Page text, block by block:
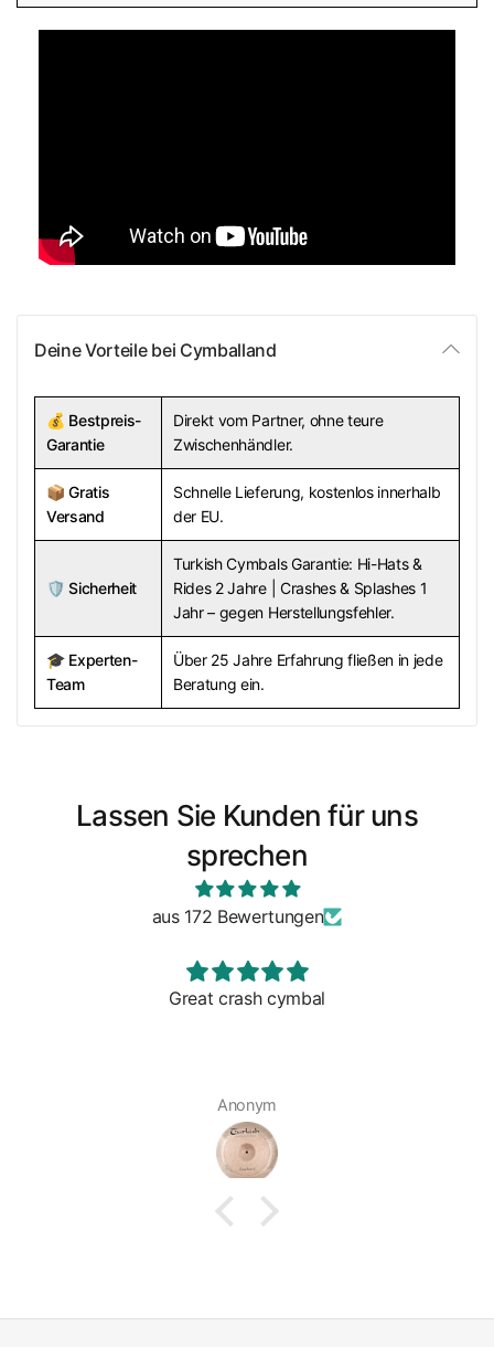
Deine Vorteile bei Cymballand
💰 Bestpreis-
Garantie
Direkt vom Partner, ohne teure
Zwischenhändler.
📦Gratis
Versand
Schnelle Lieferung, kostenlos innerhalb
der EU.
🛡️Sicherheit
Turkish Cymbals Garantie: Hi-Hats &
Rides 2 Jahre | Crashes & Splashes 1
Jahr – gegen Herstellungsfehler.
🎓 Experten-
Team
Über 25 Jahre Erfahrung fließen in jede
Beratung ein.
Lassen Sie Kunden für uns
sprechen
aus 172 Bewertungen
Great crash cymbal
Anonym